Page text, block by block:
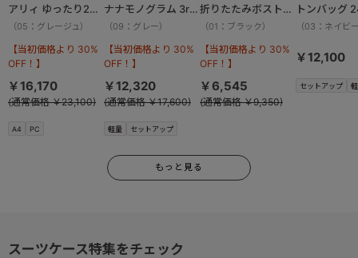
A4 PC
アリィ ゆったり2ル
ーム 16262
（05：グレージュ）
【当初価格より 30%
OFF！】
￥16,170
(通常価格 ￥23,100)
軽量 セットアップ
ナナモノグラム 3rd
リュックサック
（09：グレー）
【当初価格より 30%
OFF！】
￥12,320
(通常価格 ￥17,600)
折りたたみボストン
バッグ Lサイズ
（01：ブラック）
【当初価格より 30%
OFF！】
￥6,545
(通常価格 ￥9,350)
セットアップ
トンバッグ
（03：ネイビ
￥12,100
もっと見る
スーツケース特集をチェック